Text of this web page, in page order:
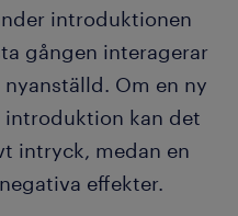
introduktionen
gången interagerar
Om en ny
introduktion kan det
intryck, medan en
effekter.